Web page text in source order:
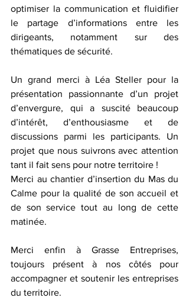
optimiser la communication et fluidifier
le partage d’informations entre les
dirigeants, notamment sur des
thématiques de sécurité.
Un grand merci à Léa Steller pour la
présentation passionnante d’un projet
d’envergure, qui a suscité beaucoup
d’intérêt, d’enthousiasme et de
discussions parmi les participants. Un
projet que nous suivrons avec attention
tant il fait sens pour notre territoire !
Merci au chantier d’insertion du Mas du
Calme pour la qualité de son accueil et
de son service tout au long de cette
matinée.
Merci enfin à Grasse Entreprises,
toujours présent à nos côtés pour
accompagner et soutenir les entreprises
du territoire.